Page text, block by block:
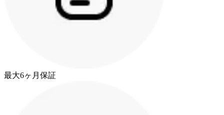
最大6ヶ月保証